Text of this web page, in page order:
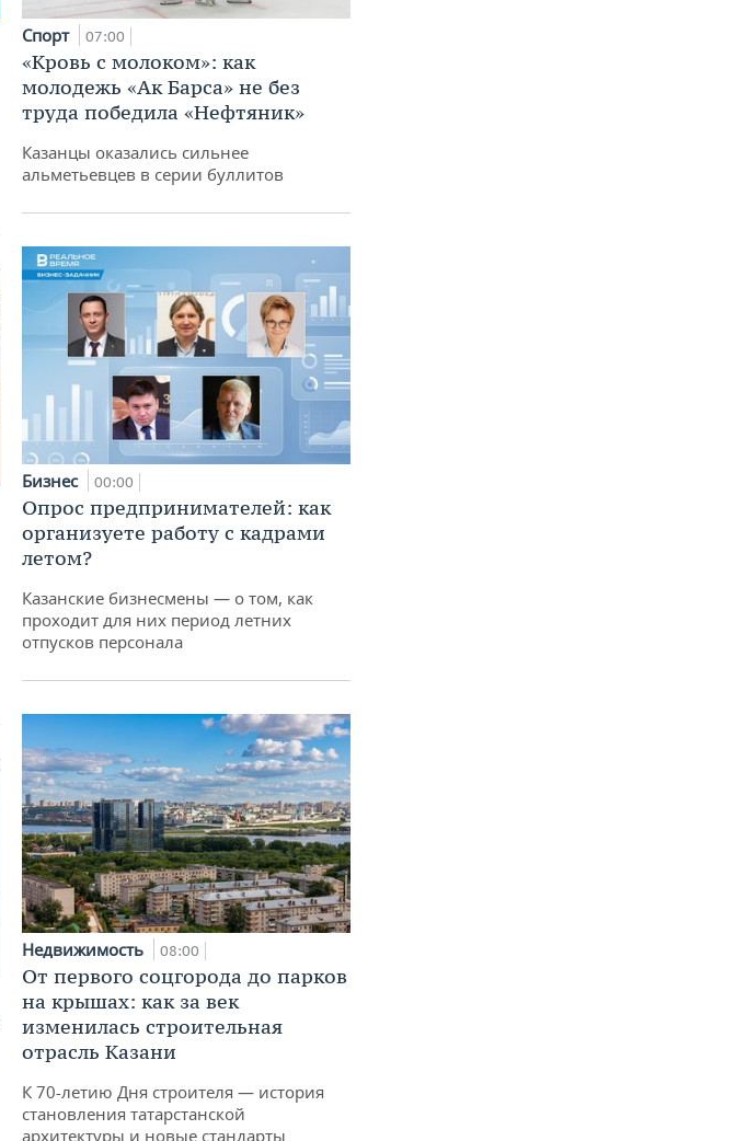
Спорт 07:00
«Кровь с молоком»: как
молодежь «Ак Барса» не без
труда победила «Нефтяник»
Казанцы оказались сильнее
альметьевцев в серии буллитов
Бизнес 00:00
Опрос предпринимателей: как
организуете работу с кадрами
летом?
Казанские бизнесмены — о том, как
проходит для них период летних
отпусков персонала
Недвижимость 08:00
От первого соцгорода до парков
на крышах: как за век
изменилась строительная
отрасль Казани
К 70-летию Дня строителя — история
становления татарстанской
архитектуры и новые стандарты